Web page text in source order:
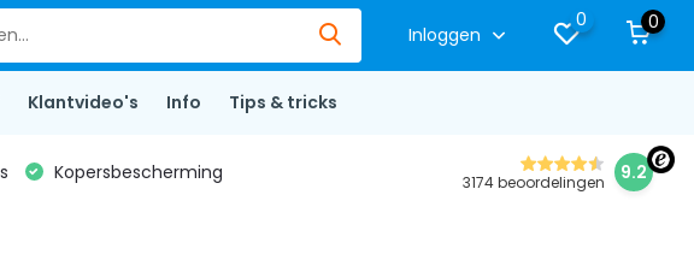
Inloggen
0 0
Klantvideo's Info Tips & tricks
Kopersbescherming 3174 beoordelingen 9.2